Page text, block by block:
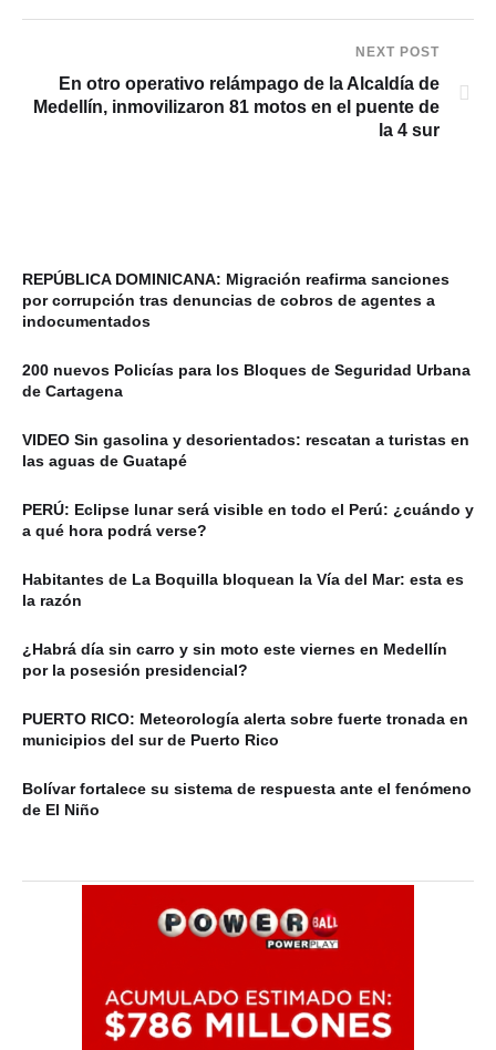
NEXT POST
En otro operativo relámpago de la Alcaldía de
Medellín, inmovilizaron 81 motos en el puente de
la 4 sur
REPÚBLICA DOMINICANA: Migración reafirma sanciones
por corrupción tras denuncias de cobros de agentes a
indocumentados
200 nuevos Policías para los Bloques de Seguridad Urbana
de Cartagena
VIDEO Sin gasolina y desorientados: rescatan a turistas en
las aguas de Guatapé
PERÚ: Eclipse lunar será visible en todo el Perú: ¿cuándo y
a qué hora podrá verse?
Habitantes de La Boquilla bloquean la Vía del Mar: esta es
la razón
¿Habrá día sin carro y sin moto este viernes en Medellín
por la posesión presidencial?
PUERTO RICO: Meteorología alerta sobre fuerte tronada en
municipios del sur de Puerto Rico
Bolívar fortalece su sistema de respuesta ante el fenómeno
de El Niño